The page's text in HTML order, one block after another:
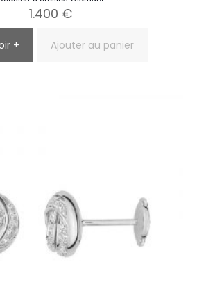
1.400 €
+ Ajouter au panier